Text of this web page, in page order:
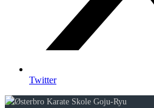
Twitter